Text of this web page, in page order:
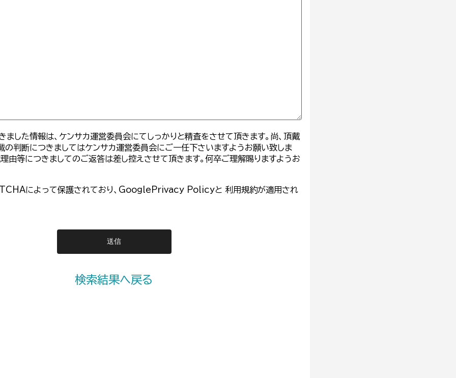
ました情報は、ケンサカ運営委員会にてしっかりと精査をさせて頂きます。尚、頂戴
の判断につきましてはケンサカ運営委員会にご一任下さいますようお願い致しま
理由等につきましてのご返答は差し控えさせて頂きます。何卒ご理解賜りますようお
によって保護されており、 GooglePrivacy Policyと 利用規約が適用され
検索結果へ戻る